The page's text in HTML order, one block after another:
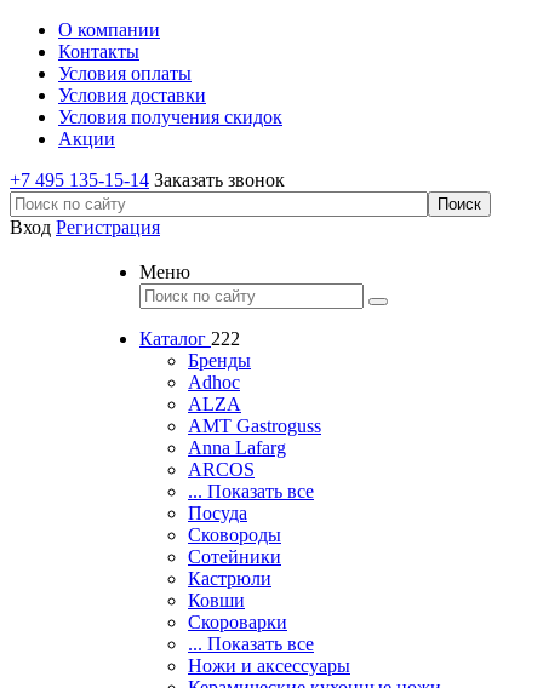
О компании
Контакты
Условия оплаты
Условия доставки
Условия получения скидок
Акции
+7 495 135-15-14 Заказать звонок
Вход Регистрация
Меню
Каталог 222
Бренды
Adhoc
ALZA
AMT Gastroguss
Anna Lafarg
ARCOS
... Показать все
Посуда
Сковороды
Сотейники
Кастрюли
Ковши
Скороварки
... Показать все
Ножи и аксессуары